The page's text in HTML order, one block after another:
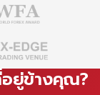
อยู่ข้างคุณ?